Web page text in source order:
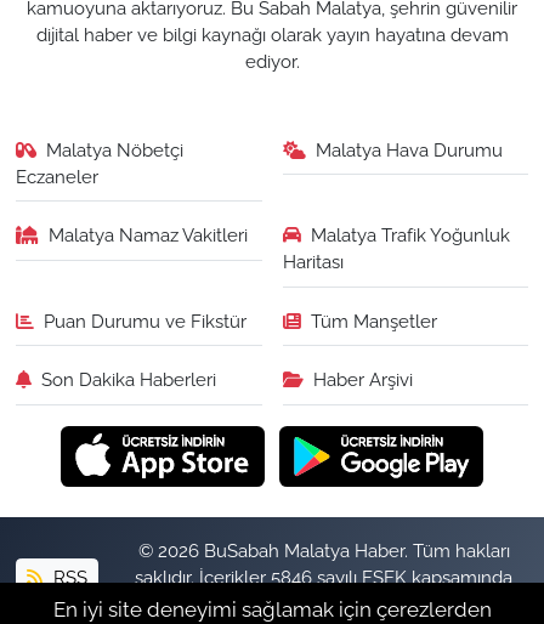
kamuoyuna aktarıyoruz. Bu Sabah Malatya, şehrin güvenilir
dijital haber ve bilgi kaynağı olarak yayın hayatına devam
ediyor.
Malatya Nöbetçi
Eczaneler
Malatya Hava Durumu
Malatya Namaz Vakitleri
Malatya Trafik Yoğunluk
Haritası
Puan Durumu ve Fikstür Tüm Manşetler
Son Dakika Haberleri Haber Arşivi
RSS
© 2026 BuSabah Malatya Haber. Tüm hakları
saklıdır. İçerikler 5846 sayılı FSEK kapsamında
izinsiz kopyalanamaz.
En iyi site deneyimi sağlamak için çerezlerden